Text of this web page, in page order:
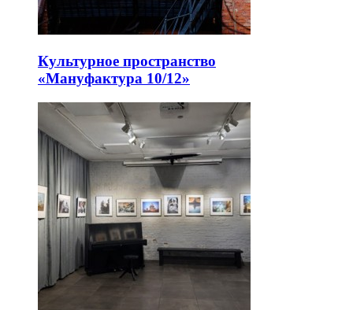
Культурное пространство
«Мануфактура 10/12»